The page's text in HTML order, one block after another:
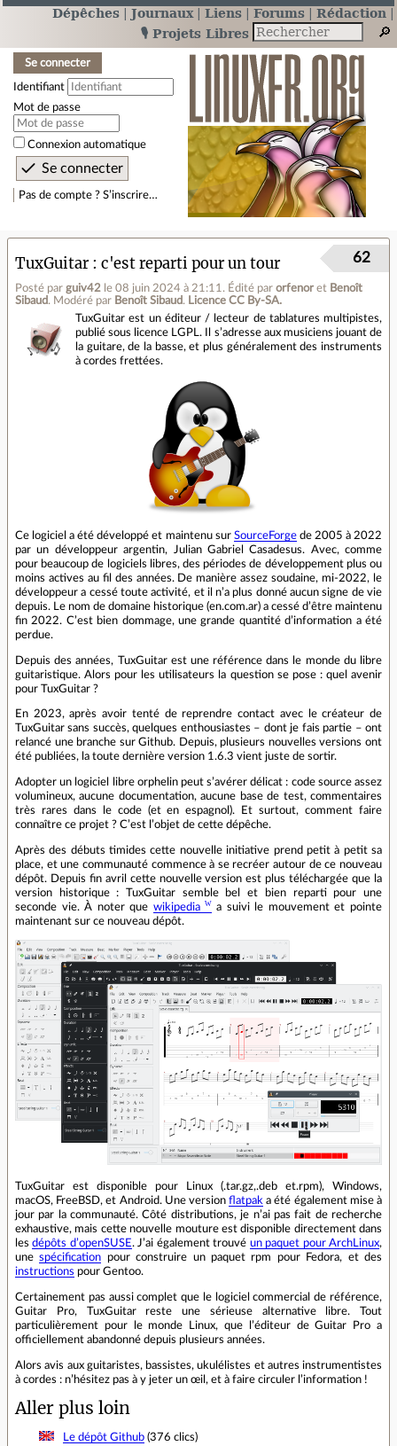
Dépêches Journaux Liens Forums
Rédaction
🎙️ Projets Libres
Se connecter
Identifiant
Mot de passe
Connexion automatique
Pas de compte ? S’inscrire…
TuxGuitar : c'est reparti pour un tour
Posté par guiv42 le 08 juin 2024 à 21:11 . Édité par orfenor et Benoît
Sibaud. Modéré par Benoît Sibaud. Licence CC By‑SA.
62
TuxGuitar est un éditeur / lecteur de tablatures multipistes,
publié sous licence LGPL. Il s’adresse aux musiciens jouant de
la guitare, de la basse, et plus généralement des instruments
à cordes frettées.
Ce logiciel a été développé et maintenu sur SourceForgede 2005 à 2022
par un développeur argentin, Julian Gabriel Casadesus. Avec, comme
pour beaucoup de logiciels libres, des périodes de développement plus ou
moins actives au fil des années. De manière assez soudaine, mi-2022, le
développeur a cessé toute activité, et il n’a plus donné aucun signe de vie
depuis. Le nom de domaine historique (en.com.ar) a cessé d’être maintenu
fin 2022. C’est bien dommage, une grande quantité d’information a été
perdue.
Depuis des années, TuxGuitar est une référence dans le monde du libre
guitaristique. Alors pour les utilisateurs la question se pose : quel avenir
pour TuxGuitar ?
En 2023, après avoir tenté de reprendre contact avec le créateur de
TuxGuitar sans succès, quelques enthousiastes – dont je fais partie – ont
relancé une branche sur Github. Depuis, plusieurs nouvelles versions ont
été publiées, la toute dernière version 1.6.3 vient juste de sortir.
Adopter un logiciel libre orphelin peut s’avérer délicat : code source assez
volumineux, aucune documentation, aucune base de test, commentaires
très rares dans le code (et en espagnol). Et surtout, comment faire
connaître ce projet ? C’est l’objet de cette dépêche.
Après des débuts timides cette nouvelle initiative prend petit à petit sa
place, et une communauté commence à se recréer autour de ce nouveau
dépôt. Depuis fin avril cette nouvelle version est plus téléchargée que la
version historique : TuxGuitar semble bel et bien reparti pour une
seconde vie. À noter que wikipedia
a suivi le mouvement et pointe
maintenant sur ce nouveau dépôt.
TuxGuitar est disponible pour Linux (.tar.gz,.deb et.rpm), Windows,
macOS, FreeBSD, et Android. Une versionflatpak a été également mise à
jour par la communauté. Côté distributions, je n’ai pas fait de recherche
exhaustive, mais cette nouvelle mouture est disponible directement dans
lesdépôts d’openSUSE . J’ai également trouvé un paquet pour ArchLinux,
unespécification pour construire un paquet rpm pour Fedora, et des
instructions pour Gentoo.
Certainement pas aussi complet que le logiciel commercial de référence,
Guitar Pro, TuxGuitar reste une sérieuse alternative libre. Tout
particulièrement pour le monde Linux, que l’éditeur de Guitar Pro a
officiellement abandonné depuis plusieurs années.
Alors avis aux guitaristes, bassistes, ukulélistes et autres instrumentistes
à cordes : n’hésitez pas à y jeter un œil, et à faire circuler l’information !
Aller plus loin
Le dépôt Github(376 clics)